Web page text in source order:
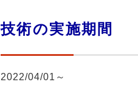
技術の実施期間
2022/04/01～